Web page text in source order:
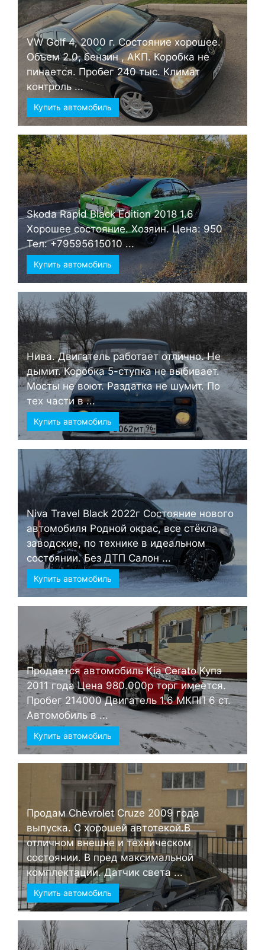
VW Golf 4, 2000 г. Состояние хорошее.
Объем 2.0, бензин , АКП. Коробка не
пинается. Пробег 240 тыс. Климат
контроль ...
Купить автомобиль
Skoda Rapid Black Edition 2018 1.6
Хорошее состояние. Хозяин. Цена: 950
Тел: +79595615010 ...
Купить автомобиль
Нива. Двигатель работает отлично. Не
дымит. Коробка 5-ступка не выбивает.
Мосты не воют. Раздатка не шумит. По
тех части в ...
Купить автомобиль
Niva Travel Black 2022г Состояние нового
автомобиля Родной окрас, все стёкла
заводские, по технике в идеальном
состоянии. Без ДТП Салон ...
Купить автомобиль
Продается автомобиль Kia Cerato Купэ
2011 года Цена 980.000р торг имеется.
Пробег 214000 Двигатель 1.6 МКПП 6 ст.
Автомобиль в ...
Купить автомобиль
Продам Chevrolet Cruze 2009 года
выпуска. С хорошей автотекой.В
отличном внешне и техническом
состоянии. В пред максимальной
комплектации. Датчик света ...
Купить автомобиль